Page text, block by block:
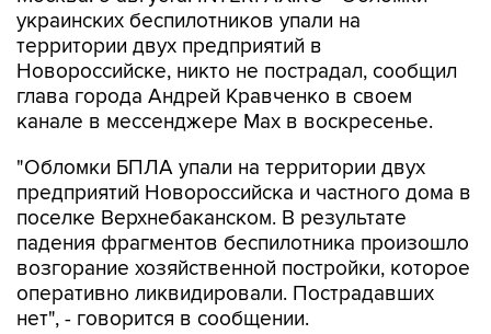
украинских беспилотников упали на
территории двух предприятий в
Новороссийске, никто не пострадал, сообщил
глава города Андрей Кравченко в своем
канале в мессенджере Max в воскресенье.
"Обломки БПЛА упали на территории двух
предприятий Новороссийска и частного дома в
поселке Верхнебаканском. В результате
падения фрагментов беспилотника произошло
возгорание хозяйственной постройки, которое
оперативно ликвидировали. Пострадавших
нет", - говорится в сообщении.